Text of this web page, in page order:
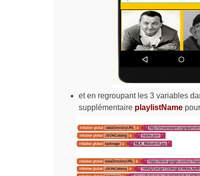
et en regroupant les 3 variables
supplémentaire playlistName